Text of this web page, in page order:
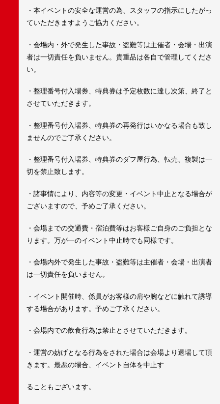
・本イベントの安全な運営の為、スタッフの指示にしたがっ
ていただきますようご協力ください。
・会場内・外で発生した事故・盗難等は主催者・会場・出演
者は一切責任を負いません。貴重品は各自で管理してくださ
い。
・整理番号付入場券、特典券は予定枚数に達し次第、終了と
させていただきます。
・整理番号付入場券、特典券の再発行はいかなる場合も致し
ませんのでご了承ください。
・整理番号付入場券、特典券のダフ屋行為、転売、複製は一
切を禁止致します。
・諸事情により、内容等の変更・イベント中止となる場合が
ございますので、予めご了承ください。
・会場までの交通費・宿泊費等はお客様ご自身のご負担とな
ります。万が一のイベント中止時でも同様です。
・会場内外で発生した事故・盗難等は主催者・会場・出演者
は一切責任を負いません。
・イベント開催時、係員がお客様の肩や腕などに触れて誘導
する場合があります。予めご了承ください。
・会場内での飲食行為は禁止とさせていただきます。
・運営の妨げとなる行為をされた場合は会場より退場して頂
きます。最悪の場合、イベント自体を中止す
ることもございます。